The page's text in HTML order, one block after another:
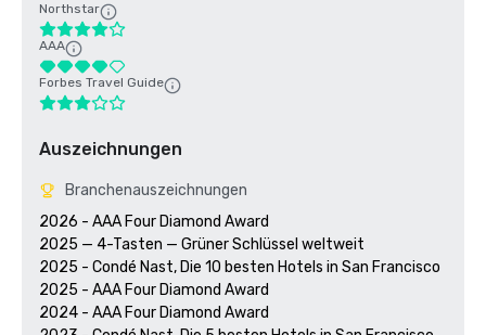
Northstar
AAA
Forbes Travel Guide
Auszeichnungen
Branchenauszeichnungen
2026 - AAA Four Diamond Award
2025 — 4-Tasten — Grüner Schlüssel weltweit
2025 - Condé Nast, Die 10 besten Hotels in San Francisco
2025 - AAA Four Diamond Award
2024 - AAA Four Diamond Award